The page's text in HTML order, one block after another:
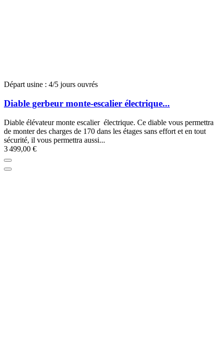
Départ usine : 4/5 jours ouvrés
Diable gerbeur monte-escalier électrique...
Diable élévateur monte escalier électrique. Ce diable vous permettra
de monter des charges de 170 dans les étages sans effort et en tout
sécurité, il vous permettra aussi...
3 499,00 €